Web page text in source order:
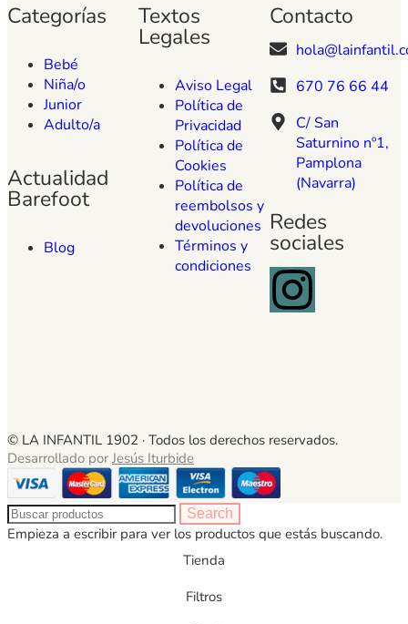
Categorías
Bebé
Niña/o
Junior
Adulto/a
Actualidad
Barefoot
Blog
Textos
Legales
Aviso Legal
Política de
Privacidad
Política de
Cookies
Política de
reembolsos y
devoluciones
Términos y
condiciones
Contacto
670 76 66 44
C/ San
Saturnino nº1,
Pamplona
(Navarra)
Redes
sociales
© LA INFANTIL 1902 · Todos los derechos reservados.
Desarrollado por Jesús Iturbide
Search
Empieza a escribir para ver los productos que estás buscando.
Tienda
Filtros